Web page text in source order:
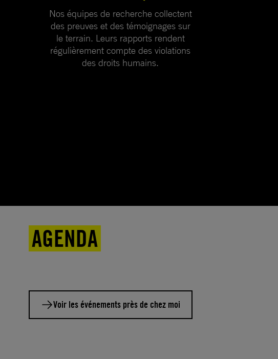
Nos équipes de recherche collectent
des preuves et des témoignages sur
le terrain. Leurs rapports rendent
régulièrement compte des violations
des droits humains.
AGENDA
Voir les événements près de chez moi